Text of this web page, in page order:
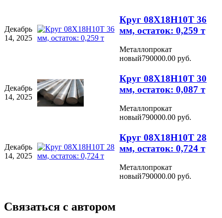
Декабрь
14, 2025
Круг 08Х18Н10Т 36
мм, остаток: 0,259 т
Металлопрокат
новый790000.00 руб.
Декабрь
14, 2025
Круг 08Х18Н10Т 30
мм, остаток: 0,087 т
Металлопрокат
новый790000.00 руб.
Декабрь
14, 2025
Круг 08Х18Н10Т 28
мм, остаток: 0,724 т
Металлопрокат
новый790000.00 руб.
Связаться с автором